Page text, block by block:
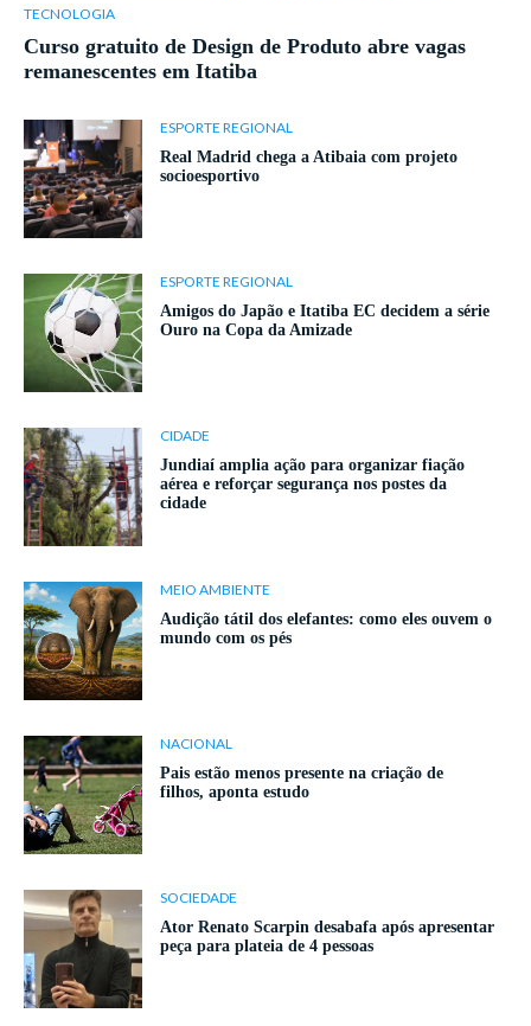
TECNOLOGIA
Curso gratuito de Design de Produto abre vagas
remanescentes em Itatiba
ESPORTE REGIONAL
Real Madrid chega a Atibaia com projeto
socioesportivo
ESPORTE REGIONAL
Amigos do Japão e Itatiba EC decidem a série
Ouro na Copa da Amizade
CIDADE
Jundiaí amplia ação para organizar fiação
aérea e reforçar segurança nos postes da
cidade
MEIO AMBIENTE
Audição tátil dos elefantes: como eles ouvem o
mundo com os pés
NACIONAL
Pais estão menos presente na criação de
filhos, aponta estudo
SOCIEDADE
Ator Renato Scarpin desabafa após apresentar
peça para plateia de 4 pessoas